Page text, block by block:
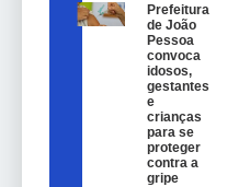
Prefeitura
de João
Pessoa
convoca
idosos,
gestantes
e
crianças
para se
proteger
contra a
gripe